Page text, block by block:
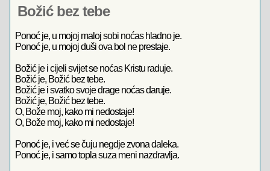
Božić bez tebe
Ponoć je, u mojoj maloj sobi noćas hladno je.
Ponoć je, u mojoj duši ova bol ne prestaje.
Božić je i cijeli svijet se noćas Kristu raduje.
Božić je, Božić bez tebe.
Božić je i svatko svoje drage noćas daruje.
Božić je, Božić bez tebe.
O, Bože moj, kako mi nedostaje!
O, Bože moj, kako mi nedostaje!
Ponoć je, i već se čuju negdje zvona daleka.
Ponoć je, i samo topla suza meni nazdravlja.